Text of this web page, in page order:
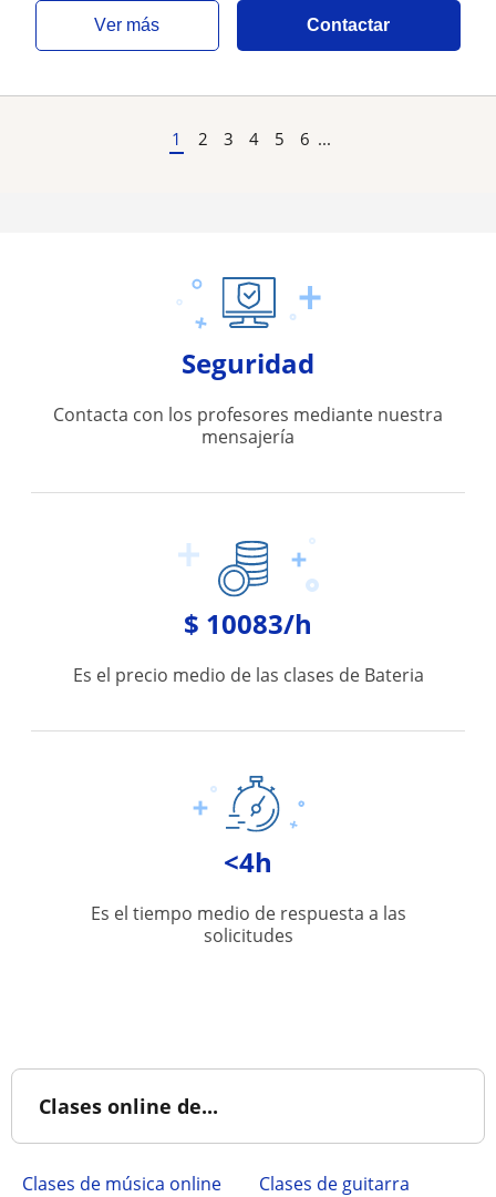
ver más Contactar
1 2 3 4 5 6 ...
Seguridad
Contacta con los profesores mediante nuestra
mensajería
$ 10083/h
Es el precio medio de las clases de Bateria
<4h
Es el tiempo medio de respuesta a las
solicitudes
Clases online de...
Clases de música online
Clases de guitarra